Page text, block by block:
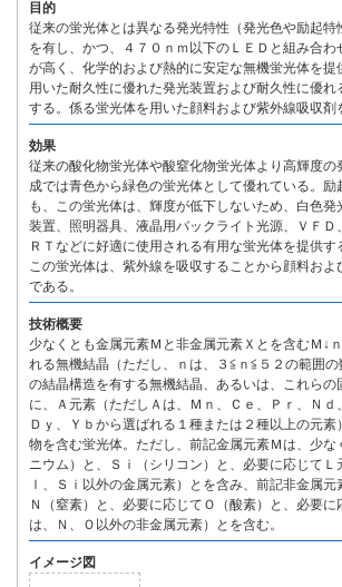
目的
従来の蛍光体とは異なる発光特性（発光色や励起特
を有し、かつ、４７０ｎｍ以下のＬＥＤと組み合
が高く、化学的および熱的に安定な無機蛍光体を提
用いた耐久性に優れた発光装置および耐久性に優
する。係る蛍光体を用いた顔料および紫外線吸収剤
効果
従来の酸化物蛍光体や酸窒化物蛍光体より高輝度の
成では青色から緑色の蛍光体として優れている。
も、この蛍光体は、輝度が低下しないため、白色
装置、照明器具、液晶用バックライト光源、ＶＦＤ
ＲＴなどに好適に使用される有用な蛍光体を提供す
この蛍光体は、紫外線を吸収することから顔料およ
である。
技術概要
少なくとも金属元素Ｍと非金属元素Ｘとを含むＭ↓
れる無機結晶（ただし、ｎは、３≦ｎ≦５２の範囲
の結晶構造を有する無機結晶、あるいは、これらの
に、Ａ元素（ただしＡは、Ｍｎ、Ｃｅ、Ｐｒ、Ｎｄ
Ｄｙ、Ｙｂから選ばれる１種または２種以上の元素
物を含む蛍光体。ただし、前記金属元素Ｍは、少な
ニウム）と、Ｓｉ（シリコン）と、必要に応じてＬ
ｌ、Ｓｉ以外の金属元素）とを含み、前記非金属元
Ｎ（窒素）と、必要に応じてＯ（酸素）と、必要
は、Ｎ、Ｏ以外の非金属元素）とを含む。
イメージ図